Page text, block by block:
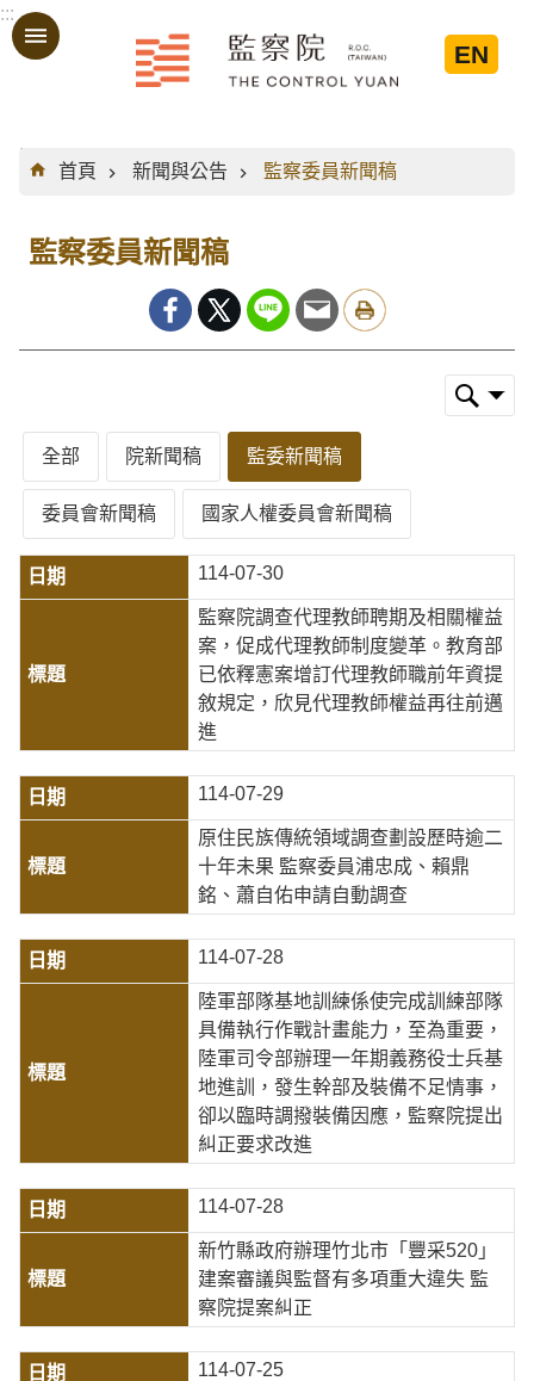
跳到主要內容區塊
:::
EN
:::
首頁
新聞與公告 監察委員新聞稿
監察委員新聞稿
全部 院新聞稿 監委新聞稿
委員會新聞稿 國家人權委員會新聞稿
114-07-30
監察院調查代理教師聘期及相關權益
案，促成代理教師制度變革。教育部
已依釋憲案增訂代理教師職前年資提
敘規定，欣見代理教師權益再往前邁
進
114-07-29
原住民族傳統領域調查劃設歷時逾二
十年未果 監察委員浦忠成、賴鼎
銘、蕭自佑申請自動調查
114-07-28
陸軍部隊基地訓練係使完成訓練部隊
具備執行作戰計畫能力，至為重要，
陸軍司令部辦理一年期義務役士兵基
地進訓，發生幹部及裝備不足情事，
卻以臨時調撥裝備因應，監察院提出
糾正要求改進
114-07-28
新竹縣政府辦理竹北市「豐采520」
建案審議與監督有多項重大違失 監
察院提案糾正
114-07-25